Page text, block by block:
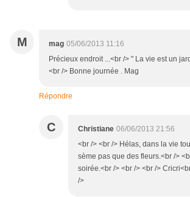
M mag 05/06/2013 11:16
Précieux endroit ...<br /> " La vie est un
<br /> Bonne journée . Mag
Répondre
C Christiane 06/06/2013 21:56
<br /> <br /> Hélas, dans la vie
sème pas que des fleurs.<br />
soirée.<br /> <br /> <br />
/>